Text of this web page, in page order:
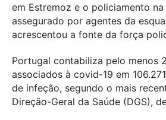
em Estremoz e o policiamento
assegurado por agentes da
acrescentou a fonte da força
Portugal contabiliza pelo menos
associados à covid-19 em
de infeção, segundo o mais
Direção-Geral da Saúde (DGS),